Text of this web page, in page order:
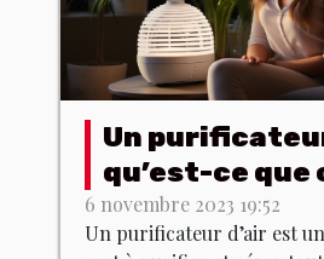
Un
qu’est-ce que
6 novembre 2023 19:52
Un purificateur d’air est